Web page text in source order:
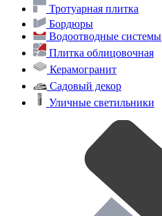
Тротуарная плитка
Бордюры
Водоотводные системы
Плитка облицовочная
Керамогранит
Садовый декор
Уличные светильники